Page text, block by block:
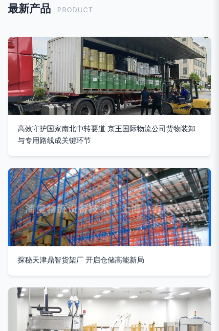
最新产品 PRODUCT
高效守护国家南北中转要道 京王国际物流公司货物装卸
与专用路线成关键环节
探秘天津鼎智货架厂 开启仓储高能新局